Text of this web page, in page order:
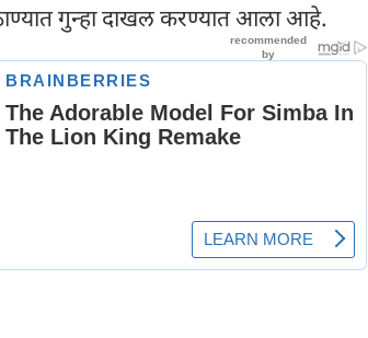
गुन्हा दाखल करण्यात आला आहे.